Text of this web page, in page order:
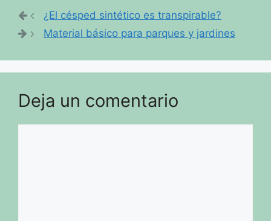
¿El césped sintético es transpirable?
Material básico para parques y jardines
Deja un comentario